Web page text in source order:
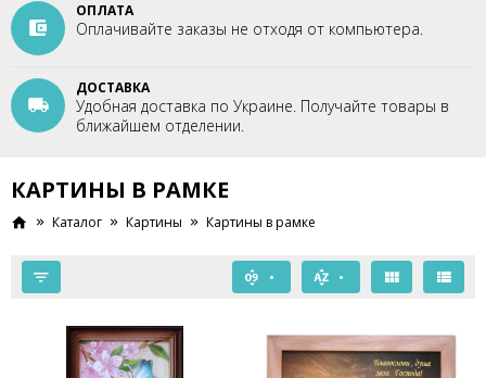
ОПЛАТА
Оплачивайте заказы не отходя от компьютера.
ДОСТАВКА
Удобная доставка по Украине. Получайте товары в
ближайшем отделении.
КАРТИНЫ В РАМКЕ
Каталог Картины Картины в рамке